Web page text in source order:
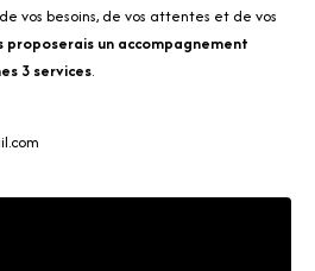
vos besoins, de vos attentes et de vos
proposerais un accompagnement
3 services.